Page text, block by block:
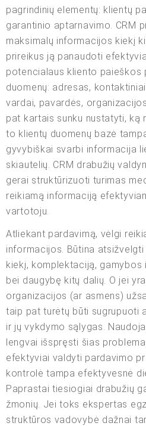
pagrindinių elementų: klientų
garantinio aptarnavimo. CRM
maksimalų informacijos kiekį
prireikus ją panaudoti
potencialaus kliento paieškos
duomenų: adresas,
vardai, pavardės,
pat kartais sunku nustatyti, ką
to klientų duomenų bazė
gyvybiškai svarbi informacija
skiautelių. CRM drabužių
gerai struktūrizuoti turimas
reikiamą informaciją
vartotoju.
Atliekant pardavimą, vėlgi
informacijos. Būtina
kiekį, komplektaciją,
bei daugybę kitų dalių. O jei
organizacijos (ar asmens)
taip pat turėtų būti sugrupuoti
ir jų vykdymo sąlygas.
lengvai išspręsti šias
efektyviai valdyti pardavimo
kontrolė tampa efektyvesnė
Paprastai tiesiogiai drabužių
žmonių. Jei toks ekspertas
struktūros vadovybė dažnai